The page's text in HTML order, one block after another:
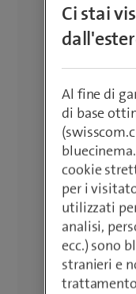
Ci stai
Al fine di
di base
cookie
per i
utilizzati
analisi,
ecc.) sono
stranieri e